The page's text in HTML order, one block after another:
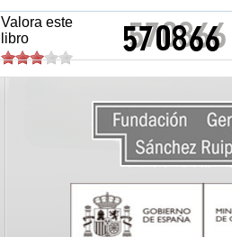
Valora este
libro